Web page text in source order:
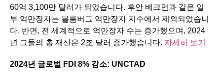
60억 3,100만 달러가 되었습니다. 후안 베크먼과 같은 일
부 억만장자는 블룸버그 억만장자 지수에서 제외되었습니
다. 반면, 전 세계적으로 억만장자 수는 증가했으며, 2024
년 그들의 총 재산은 2조 달러 증가했습니다. 자세히 보기
2024년 글로벌 FDI 8% 감소: UNCTAD